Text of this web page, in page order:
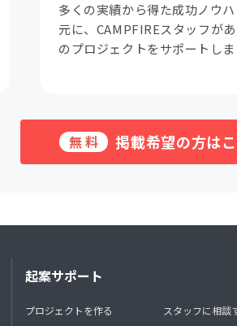
多くの実績から得た成功ノウ
元に、CAMPFIREスタッフが
のプロジェクトをサポートしま
無料 掲載希望の方は
起案サポート
プロジェクトを作る
スタッフに相談